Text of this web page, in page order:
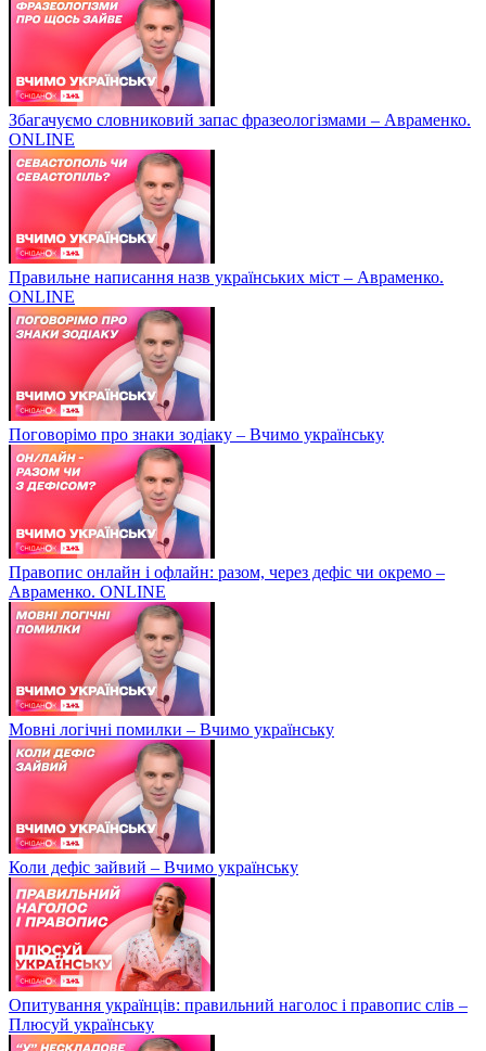
Збагачуємо словниковий запас фразеологізмами – Авраменко.
ONLINE
Правильне написання назв українських міст – Авраменко.
ONLINE
Поговорімо про знаки зодіаку – Вчимо українську
Правопис онлайн і офлайн: разом, через дефіс чи окремо –
Авраменко. ONLINE
Мовні логічні помилки – Вчимо українську
Коли дефіс зайвий – Вчимо українську
Опитування українців: правильний наголос і правопис слів –
Плюсуй українську